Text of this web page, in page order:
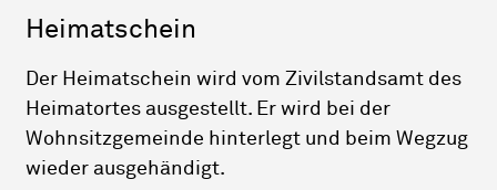
Heimatschein
Der Heimatschein wird vom Zivilstandsamt des
Heimatortes ausgestellt. Er wird bei der
Wohnsitzgemeinde hinterlegt und beim Wegzug
wieder ausgehändigt.